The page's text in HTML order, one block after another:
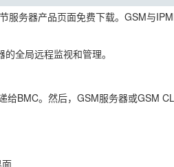
服务器产品页面免费下载。GSM与
全局远程监视和管理。
BMC。然后，GSM服务器或GSM